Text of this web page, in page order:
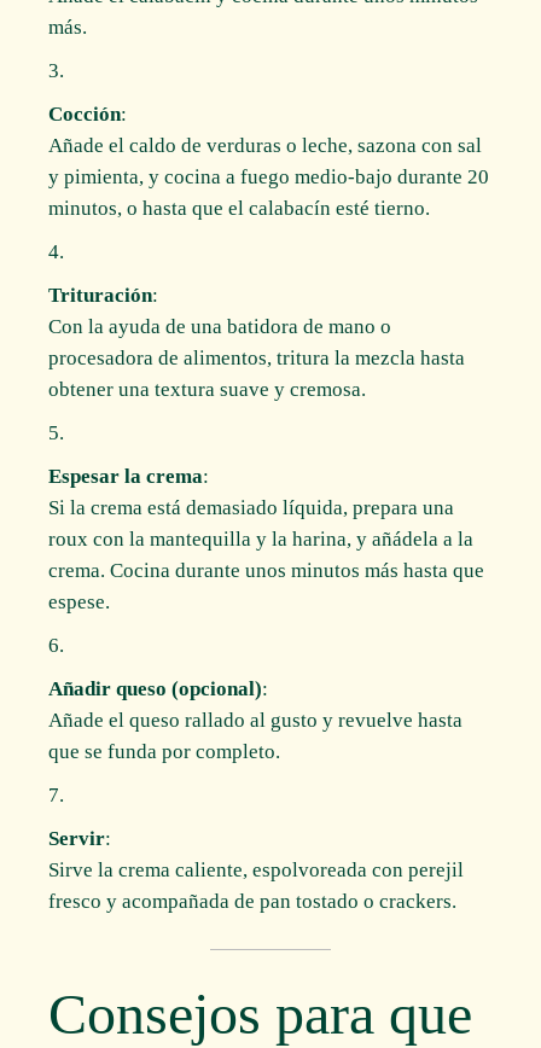
más.
Cocción:
Añade el caldo de verduras o leche, sazona con sal
y pimienta, y cocina a fuego medio-bajo durante 20
minutos, o hasta que el calabacín esté tierno.
Trituración:
Con la ayuda de una batidora de mano o
procesadora de alimentos, tritura la mezcla hasta
obtener una textura suave y cremosa.
Espesar la crema:
Si la crema está demasiado líquida, prepara una
roux con la mantequilla y la harina, y añádela a la
crema. Cocina durante unos minutos más hasta que
espese.
Añadir queso (opcional):
Añade el queso rallado al gusto y revuelve hasta
que se funda por completo.
Servir:
Sirve la crema caliente, espolvoreada con perejil
fresco y acompañada de pan tostado o crackers.
Consejos para que